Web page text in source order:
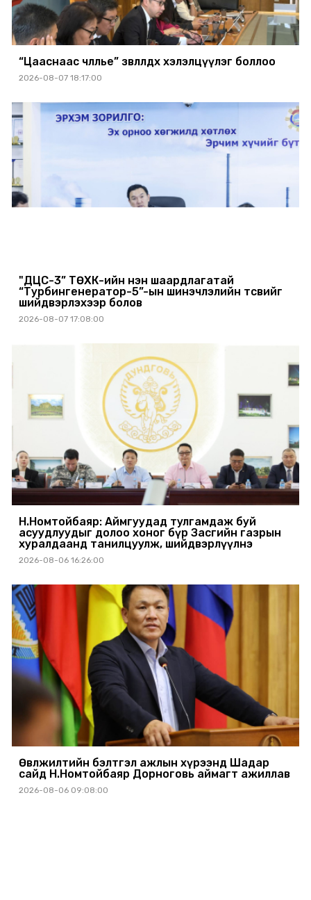
“Цааснаас чөлөөлье” зөвлөлдөх хэлэлцүүлэг боллоо
2026-08-07 18:17:00
"ДЦС-3” ТӨХК-ийн нэн шаардлагатай
“Турбингенератор-5”-ын шинэчлэлийн төсвийг
шийдвэрлэхээр болов
2026-08-07 17:08:00
Н.Номтойбаяр: Аймгуудад тулгамдаж буй
асуудлуудыг долоо хоног бүр Засгийн газрын
хуралдаанд танилцуулж, шийдвэрлүүлнэ
2026-08-06 16:26:00
Өвөлжилтийн бэлтгэл ажлын хүрээнд Шадар
сайд Н.Номтойбаяр Дорноговь аймагт ажиллав
2026-08-06 09:08:00